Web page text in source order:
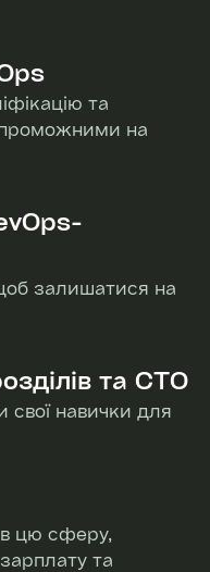
та
на
залишатися на
та СТО
свої навички для
цю сферу,
та